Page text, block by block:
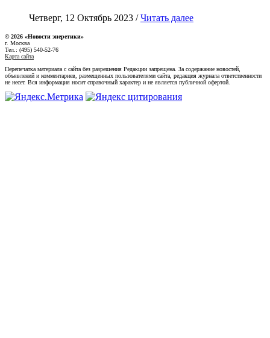
Четверг, 12 Октябрь 2023 /Читать далее
© 2026 «Новости энеретики»
г. Москва
Тел.: (495) 540-52-76
Карта сайта
Перепечатка материала с сайта без разрешения Редакции запрещена. За содержание новостей,
объявлений и комментариев, размещенных пользователями сайта, редакция журнала ответственности
не несет. Вся информация носит справочный характер и не является публичной офертой.